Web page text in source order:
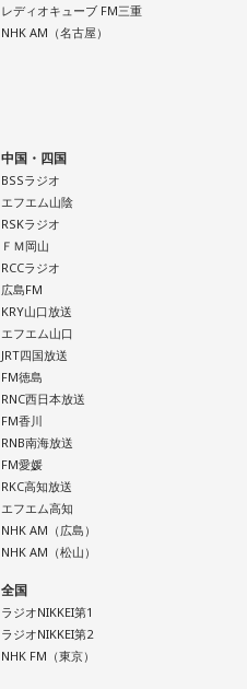
レディオキューブ FM三重
NHK AM（名古屋）
中国・四国
BSSラジオ
エフエム山陰
RSKラジオ
ＦＭ岡山
RCCラジオ
広島FM
KRY山口放送
エフエム山口
JRT四国放送
FM徳島
RNC西日本放送
FM香川
RNB南海放送
FM愛媛
RKC高知放送
エフエム高知
NHK AM（広島）
NHK AM（松山）
全国
ラジオNIKKEI第1
ラジオNIKKEI第2
NHK FM（東京）